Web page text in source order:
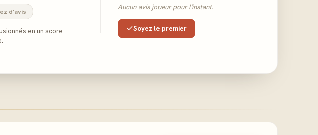
d'avis
en un score
Aucun avis joueur pour l'instant.
Soyez le premier